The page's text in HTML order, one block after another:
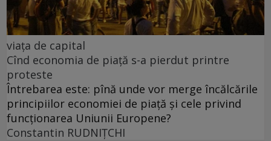
viața de capital
Cînd economia de piață s-a pierdut printre
proteste
Întrebarea este: pînă unde vor merge încălcările
principiilor economiei de piață și cele privind
funcționarea Uniunii Europene?
Constantin RUDNIŢCHI